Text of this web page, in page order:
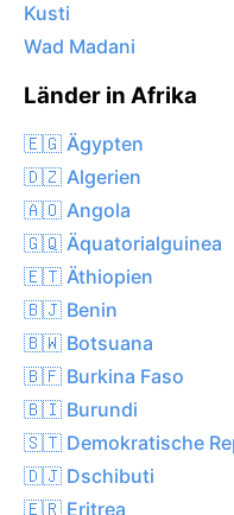
Kusti
Wad Madani
Länder in Afrika
🇪🇬 Ägypten
🇩🇿 Algerien
🇦🇴 Angola
🇬🇶 Äquatorialguinea
🇪🇹 Äthiopien
🇧🇯 Benin
🇧🇼 Botsuana
🇧🇫 Burkina Faso
🇧🇮 Burundi
🇸🇹 Demokratische
🇩🇯 Dschibuti
🇪🇷 Eritrea